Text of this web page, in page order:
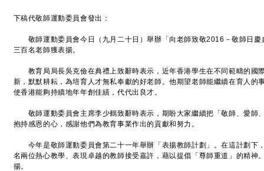
下稿代敬師運動委員會發出：
敬師運動委員會今日（九月二十日）舉辦「向老師致敬2016－敬師日慶
三百名老師獲表揚。
教育局局長吳克儉在典禮上致辭時表示，近年香港學生在不同範疇的國
新，默默耕耘，為培育人才無私奉獻的好老師。他期望老師能繼續在育人的
使香港能夠持續地年年創佳績，代代出良才。
敬師運動委員會主席李少鶴致辭時表示，期盼大家繼續把「敬師、愛師
抱持感恩的心，感謝他們為教育事業作出的貢獻和努力。
今年是敬師運動委員會第二十一年舉辦「表揚教師計劃」。在這計劃下
名兩位熱心教學、表現卓越的教師接受嘉許，藉以提倡「尊師重道」的精神
揚。